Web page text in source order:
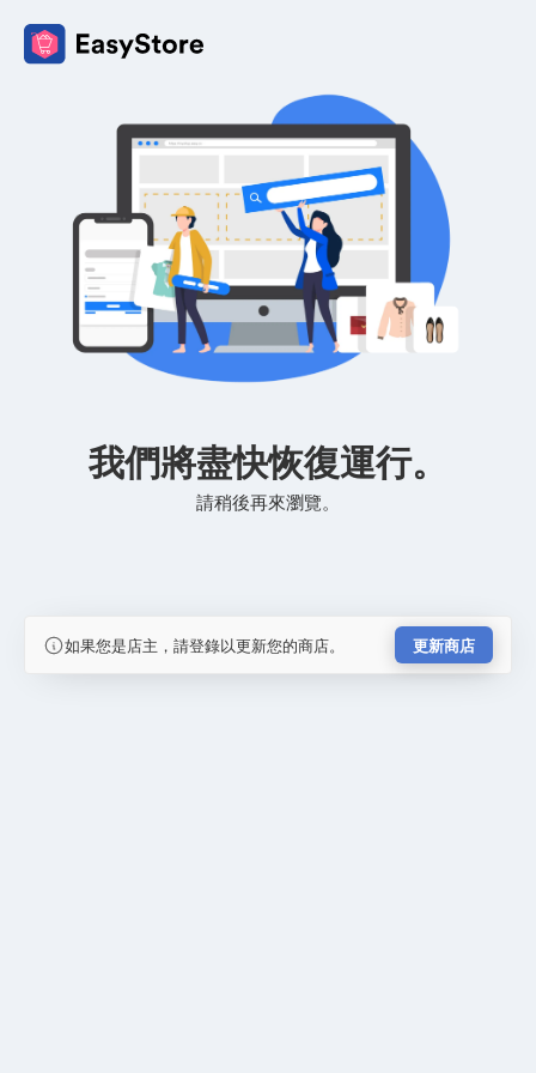
我們將盡快恢復運行。
請稍後再來瀏覽。
如果您是店主，請登錄以更新您的商店。 更新商店